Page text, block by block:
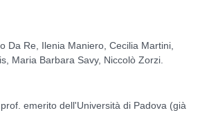
Da Re, Ilenia Maniero, Cecilia Martini,
Maria Barbara Savy, Niccolò Zorzi.
emerito dell'Università di Padova (già